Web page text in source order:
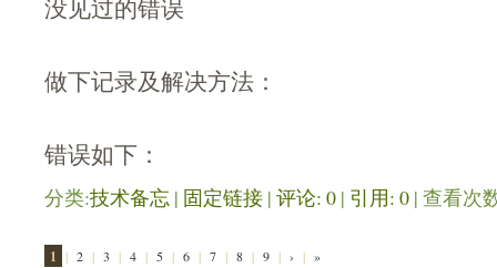
没见过的错误
做下记录及解决方法：
错误如下：
分类:技术备忘 | 固定链接 | 评论: 0 | 引用: 0 | 查看次
1 | 2 | 3 | 4 | 5 | 6 | 7 | 8 | 9 | › | »